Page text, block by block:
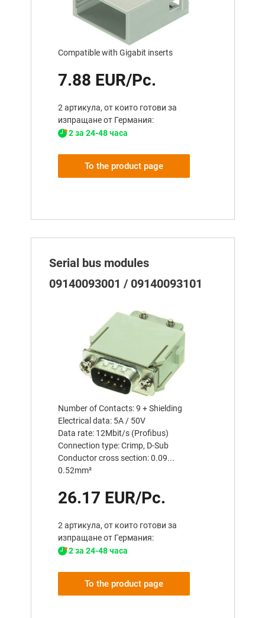
Compatible with Gigabit inserts
7.88 EUR/Pc.
2 артикула, от които готови за
изпращане от Германия:
2 за 24-48 часа
To the product page
Serial bus modules
09140093001 / 09140093101
Number of Contacts: 9 + Shielding
Electrical data: 5A / 50V
Data rate: 12Mbit/s (Profibus)
Connection type: Crimp, D-Sub
Conductor cross section: 0.09...
0.52mm²
26.17 EUR/Pc.
2 артикула, от които готови за
изпращане от Германия:
2 за 24-48 часа
To the product page